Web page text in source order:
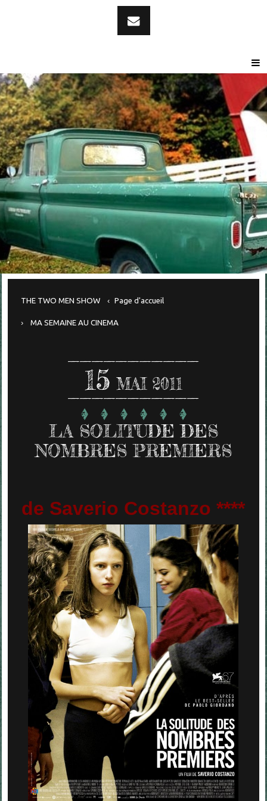
THE TWO MEN SHOW Page d'accueil
MA SEMAINE AU CINEMA
15 MAI 2011
LA SOLITUDE DES
NOMBRES PREMIERS
de Saverio Costanzo ****